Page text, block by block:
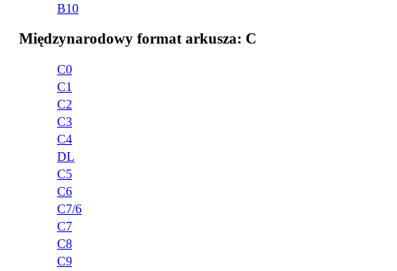
B10
Międzynarodowy format arkusza: C
C0
C1
C2
C3
C4
DL
C5
C6
C7/6
C7
C8
C9